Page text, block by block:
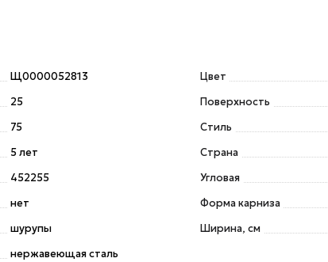
Щ0000052813
25
75
5 лет
452255
нет
шурупы
нержавеющая сталь
Цвет
Поверхность
Стиль
Страна
Угловая
Форма карниза
Ширина, см